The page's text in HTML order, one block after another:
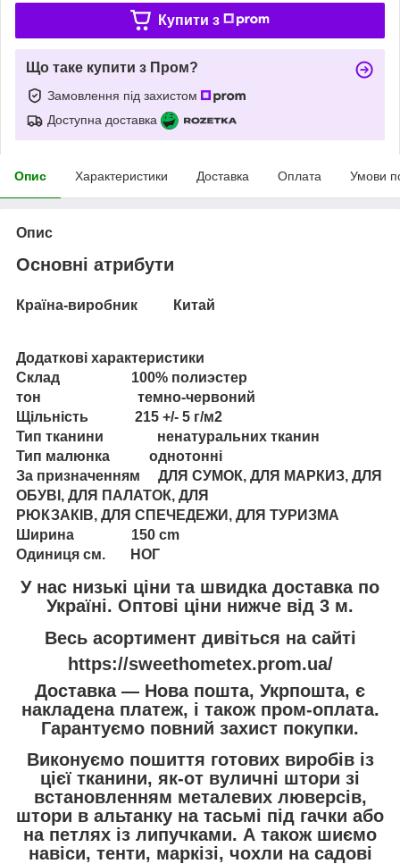
Купити з
Що таке купити з Пром?
Замовлення під захистом
Доступна доставка
Опис Характеристики Доставка Оплата Умови
Опис
Основні атрибути
Країна-виробник Китай
Додаткові характеристики
Склад 100% полиэстер
тон темно-червоний
Щільність 215 +/- 5 г/м2
Тип тканини ненатуральних тканин
Тип малюнка однотонні
За призначенням ДЛЯ СУМОК, ДЛЯ МАРКИЗ, ДЛЯ
ОБУВІ, ДЛЯ ПАЛАТОК, ДЛЯ
РЮКЗАКІВ, ДЛЯ СПЕЧЕДЕЖИ, ДЛЯ ТУРИЗМА
Ширина 150 cm
Одиниця см. НОГ
У нас низькі ціни та швидка доставка по
Україні. Оптові ціни нижче від 3 м.
Весь асортимент дивіться на сайті
https://sweethometex.prom.ua/
Доставка — Нова пошта, Укрпошта, є
накладена платеж, і також пром-оплата.
Гарантуємо повний захист покупки.
Виконуємо пошиття готових виробів із
цієї тканини, як-от вуличні штори зі
встановленням металевих люверсів,
штори в альтанку на тасьмі під гачки або
на петлях із липучками. А також шиємо
навіси, тенти, маркізі, чохли на садові